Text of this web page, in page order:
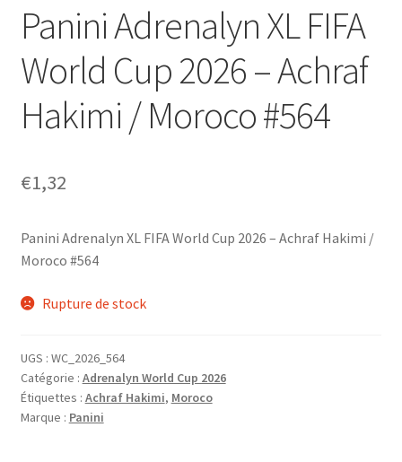
Panini Adrenalyn XL FIFA
World Cup 2026 – Achraf
Hakimi / Moroco #564
€1,32
Panini Adrenalyn XL FIFA World Cup 2026 – Achraf Hakimi /
Moroco #564
Rupture de stock
UGS : WC_2026_564
Catégorie : Adrenalyn World Cup 2026
Étiquettes : Achraf Hakimi, Moroco
Marque : Panini